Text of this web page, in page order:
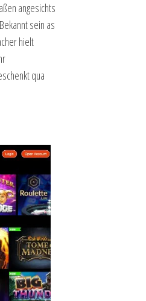
angesichts
sein as
hielt
qua